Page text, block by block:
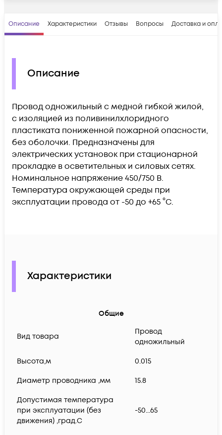
Описание Характеристики Отзывы Вопросы Доставка и
Описание
Провод одножильный с медной гибкой жилой,
с изоляцией из поливинилхлоридного
пластиката пониженной пожарной опасности,
без оболочки. Предназначены для
электрических установок при стационарной
прокладке в осветительных и силовых сетях.
Номинальное напряжение 450/750 В.
Температура окружающей среды при
эксплуатации провода от -50 до +65 °C.
Характеристики
Общие
Вид товара
Провод
одножильный
Высота,м 0.015
Диаметр проводника ,мм 15.8
Допустимая температура
при эксплуатации (без
движения) ,град.C
-50...65